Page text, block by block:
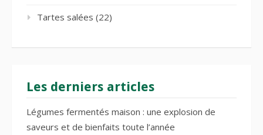
Tartes salées (22)
Les derniers articles
Légumes fermentés maison : une explosion de
saveurs et de bienfaits toute l’année